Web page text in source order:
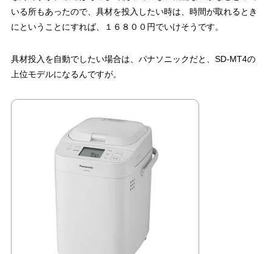
いる所もあったので、具材を投入したい時は、時間が取れるとき
にということにすれば、１６８００円でいけそうです。
具材投入を自動でしたい場合は、パナソニックだと、SD-MT4の
上位モデルになるんですが。